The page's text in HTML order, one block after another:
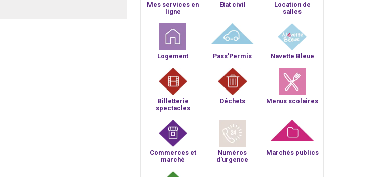
Mes services en
ligne
Etat civil
Location de
salles
Logement Pass'Permis Navette Bleue
Billetterie
spectacles
Déchets Menus scolaires
Commerces et
marché
Numéros
d'urgence
Marchés publics